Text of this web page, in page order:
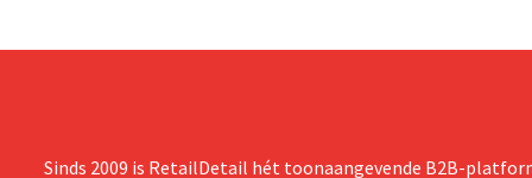
Sinds 2009 is RetailDetail hét toonaangevende B2B-